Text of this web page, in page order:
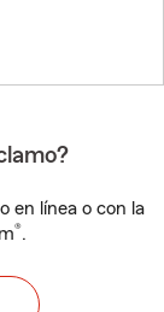
en línea o con la
®.